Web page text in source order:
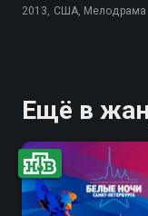
2013, США, Мелодрама
Ещё в